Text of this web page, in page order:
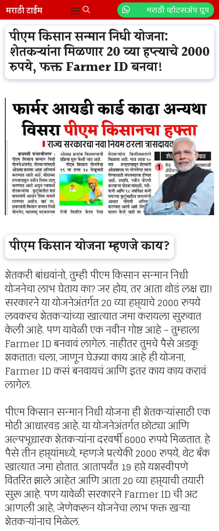
Skip
to
content
मराठी व्हॉटसॲप ग्रुप
Menu
पीएम किसान सन्मान निधी योजना:
शेतकऱ्यांना मिळणार 20 व्या हप्त्याचे 2000
रुपये, फक्त Farmer ID बनवा!
पीएम किसान योजना म्हणजे काय?
शेतकरी बांधवांनो, तुम्ही पीएम किसान सन्मान निधी
योजनेचा लाभ घेताय का? जर होय, तर आता थोडं लक्ष द्या!
सरकारने या योजनेअंतर्गत 20 व्या हप्त्याचे 2000 रुपये
लवकरच शेतकऱ्यांच्या खात्यात जमा करायला सुरुवात
केली आहे. पण यावेळी एक नवीन गोष्ट आहे – तुम्हाला
Farmer ID बनवावं लागेल. नाहीतर तुमचे पैसे अडकू
शकतात! चला, जाणून घेऊया काय आहे ही योजना,
Farmer ID कसं बनवायचं आणि इतर काय काय करावं
लागेल.
पीएम किसान सन्मान निधी योजना ही शेतकऱ्यांसाठी एक
मोठी आधारवड आहे. या योजनेअंतर्गत छोट्या आणि
अल्पभूधारक शेतकऱ्यांना दरवर्षी 6000 रुपये मिळतात. हे
पैसे तीन हप्त्यांमध्ये, म्हणजे प्रत्येकी 2000 रुपये, थेट बँक
खात्यात जमा होतात. आतापर्यंत 19 हप्ते यशस्वीपणे
वितरित झाले आहेत आणि आता 20 व्या हप्त्याची तयारी
सुरू आहे. पण यावेळी सरकारने Farmer ID ची अट
आणली आहे, जेणेकरून योजनेचा लाभ फक्त खऱ्या
शेतकऱ्यांनाच मिळेल.